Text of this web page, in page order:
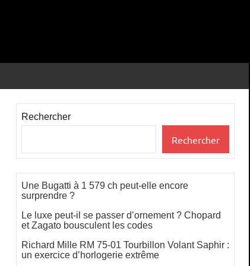
Rechercher
Rechercher
Une Bugatti à 1 579 ch peut-elle encore
surprendre ?
Le luxe peut-il se passer d’ornement ? Chopard
et Zagato bousculent les codes
Richard Mille RM 75-01 Tourbillon Volant Saphir :
un exercice d’horlogerie extrême